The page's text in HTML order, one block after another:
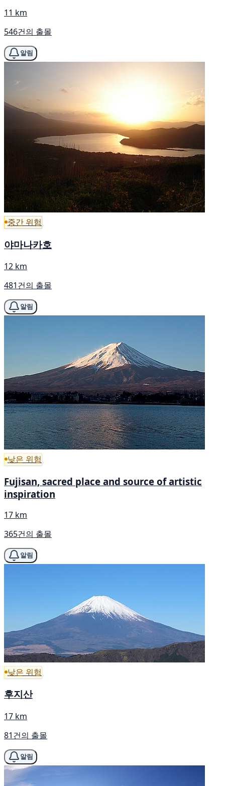
11 km
546건의 출몰
알림
중간 위험
야마나카호
12 km
481건의 출몰
알림
낮은 위험
Fujisan, sacred place and source of artistic
inspiration
17 km
365건의 출몰
알림
낮은 위험
후지산
17 km
81건의 출몰
알림